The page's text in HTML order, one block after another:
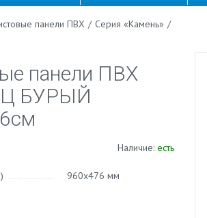
панели ПВХ / Серия «Камень» /
панели ПВХ
БУРЫЙ
Наличие: есть
960х476 мм